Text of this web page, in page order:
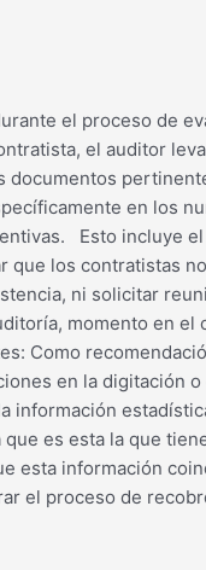
el proceso de
el auditor
en los
Esto incluye
los contratistas
ni solicitar
momento en el
Como
en la digitación
es esta la que
esta información
el proceso de